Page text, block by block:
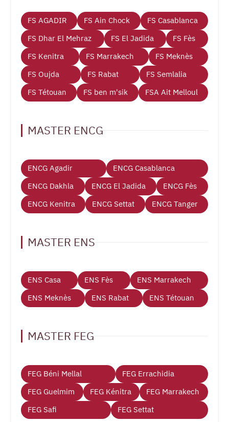
FS AGADIR FS Ain Chock
FS Casablanca
FS Dhar El Mehraz
FS El Jadida
FS Fès
FS Kenitra
FS Marrakech
FS Meknès
FS Oujda
FS Rabat
FS Semlalia
FS Tétouan
FS ben m'sik FSA Ait Melloul
MASTER ENCG
ENCG Agadir
ENCG Casablanca
ENCG Dakhla
ENCG El Jadida
ENCG Fès
ENCG Kenitra
ENCG Settat ENCG Tanger
MASTER ENS
ENS Casa ENS Fès
ENS Marrakech
ENS Meknès
ENS Rabat ENS Tétouan
MASTER FEG
FEG Béni Mellal
FEG Errachidia
FEG Guelmim
FEG Kénitra
FEG Marrakech
FEG Safi
FEG Settat